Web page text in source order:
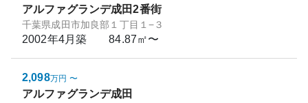
アルファグランデ成田2番街
千葉県成田市加良部１丁目１−３
2002年4月築 84.87㎡〜
2,098万円 〜
アルファグランデ成田